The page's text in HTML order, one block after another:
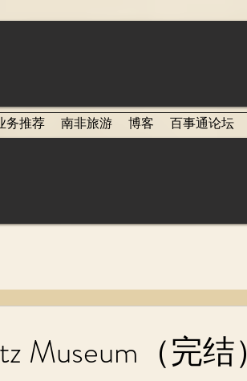
务推荐 南非旅游 博客 百事通论坛
（完结）